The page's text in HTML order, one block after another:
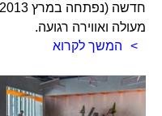
מעולה ואווירה רגועה.
המשך לקרוא